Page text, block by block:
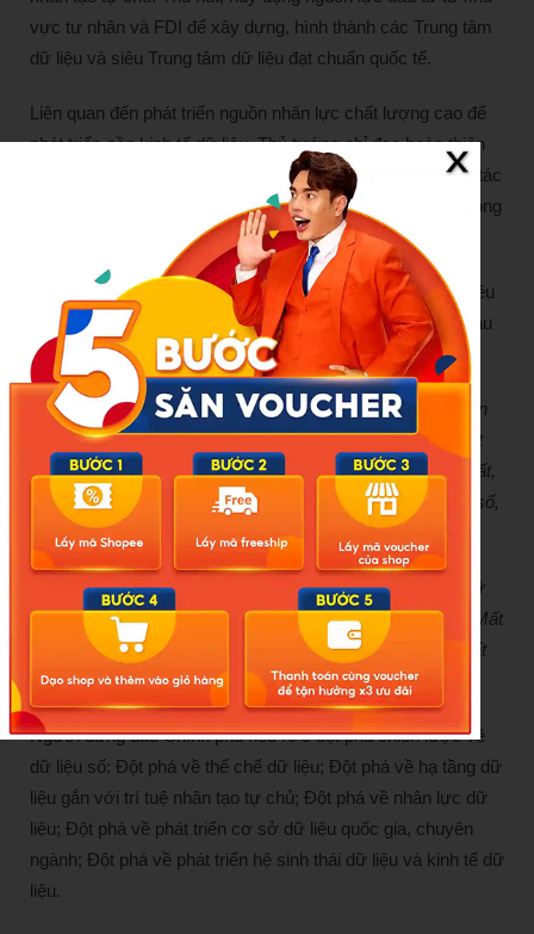
vực tư nhân và FDI để xây dựng, hình thành các Trung tâm
dữ liệu và siêu Trung tâm dữ liệu đạt chuẩn quốc tế.
Liên quan đến phát triển nguồn nhân lực chất lượng cao để
phát triển nền kinh tế dữ liệu, Thủ tướng chỉ đạo hoàn thiện
cơ chế, chính sách đãi ngộ đặc thù cho đội ngũ làm công tác
dữ liệu, nhất là vị trí then chốt, có chính sách thu hút và trọng
Về quan điểm, Thủ tướng nêu rõ, Tổng Bí thư Tô Lâm nhiều
lần khẳng định, dữ liệu số là tư liệu sản xuất chủ yếu, là đầu
vào trọng yếu và huyết mạch của nền kinh tế số.
Nếu như trước đây, sức mạnh quốc gia là tài nguyên thiên
nhiên, vị trí địa lý, thì ngày nay, sức mạnh ấy phụ thuộc rất
lớn vào dữ liệu. Có dữ liệu đúng, đủ, sạch, sống, thống nhất,
dùng chung thì mới có trí tuệ nhân tạo, mới có Chính phủ số,
kinh tế số và xã hội số, công dân số.
An ninh dữ liệuphải mang tầm chiến lược nhằm bảo vệ dữ
liệu của cả quốc gia, dân tộc và hơn 100 triệu người dân. Mất
dữ liệu là mất thông tin, mất thông tin là mất an ninh và mất
an ninh là mất quyền tự chủ
“, Thủ tướng phát biểu.
Người đứng đầu Chính phủ nêu rõ 5 đột phá chiến lược về
dữ liệu số: Đột phá về thể chế dữ liệu; Đột phá về hạ tầng dữ
liệu gắn với trí tuệ nhân tạo tự chủ; Đột phá về nhân lực dữ
liệu; Đột phá về phát triển cơ sở dữ liệu quốc gia, chuyên
ngành; Đột phá về phát triển hệ sinh thái dữ liệu và kinh tế dữ
liệu.